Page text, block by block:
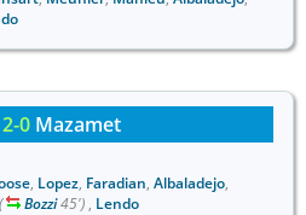
2-0 Mazamet
, Lopez, Faradian, Albaladejo,
( Bozzi45') , Lendo